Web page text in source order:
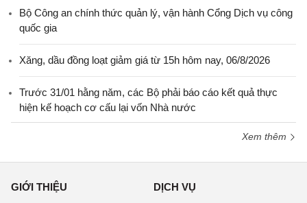
Bộ Công an chính thức quản lý, vận hành Cổng Dịch vụ công
quốc gia
Xăng, dầu đồng loạt giảm giá từ 15h hôm nay, 06/8/2026
Trước 31/01 hằng năm, các Bộ phải báo cáo kết quả thực
hiện kế hoạch cơ cấu lại vốn Nhà nước
Xem thêm
GIỚI THIỆU DỊCH VỤ